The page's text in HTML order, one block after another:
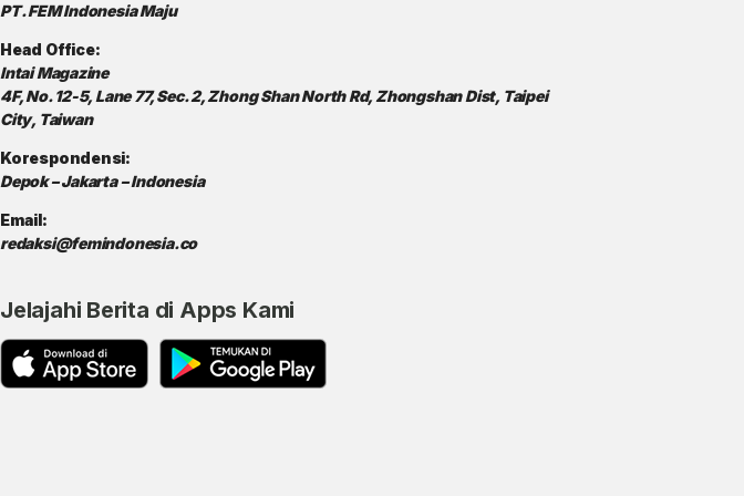
PT. FEM Indonesia Maju
Head Office:
Intai Magazine
4F, No. 12-5, Lane 77, Sec. 2, Zhong Shan North Rd, Zhongshan Dist, Taipei
City, Taiwan
Korespondensi:
Depok – Jakarta – Indonesia
Email:
redaksi@femindonesia.co
Jelajahi Berita di Apps Kami